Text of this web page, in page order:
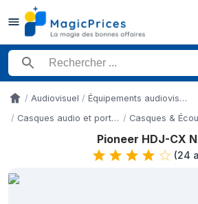
Rechercher un produit
AccueilAudiovisuel
Équipements audiovisuels
Casques audio et portables
Casques &
Pioneer HDJ-CX
(24
Historique des prix de Pioneer HDJ-
Date
7 mai 2026